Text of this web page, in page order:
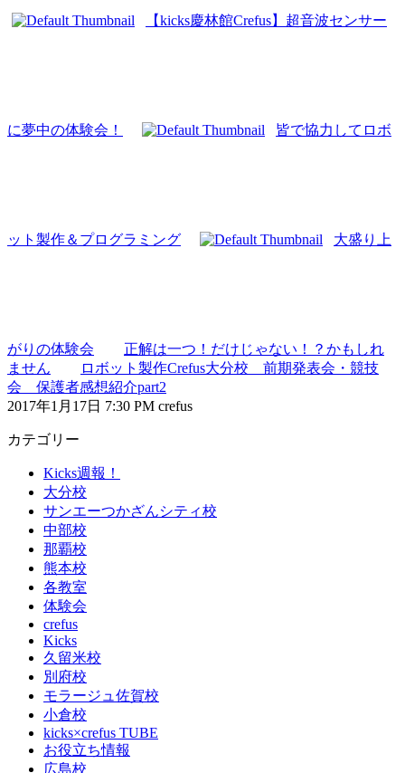
【kicks慶林館Crefus】超音波センサー
に夢中の体験会！ 皆で協力してロボ
ット製作＆プログラミング 大盛り上
がりの体験会
正解は一つ！だけじゃない！？かもしれ
ません
ロボット製作Crefus大分校 前期発表会・競技
会 保護者感想紹介part2
2017年1月17日 7:30 PM crefus
カテゴリー
Kicks週報！
大分校
サンエーつかざんシティ校
中部校
那覇校
熊本校
各教室
体験会
crefus
Kicks
久留米校
別府校
モラージュ佐賀校
小倉校
kicks×crefus TUBE
お役立ち情報
広島校